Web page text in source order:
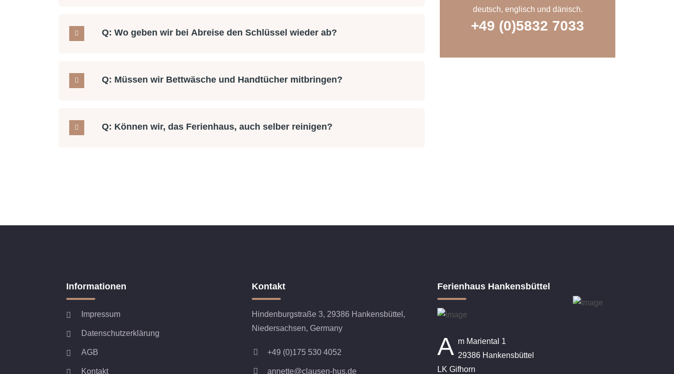
Q: Wo geben wir bei Abreise den Schlüssel wieder ab?
Q: Müssen wir Bettwäsche und Handtücher mitbringen?
Q: Können wir, das Ferienhaus, auch selber reinigen?
deutsch, englisch und dänisch.
+49 (0)5832 7033
Informationen
Impressum
Datenschutzerklärung
AGB
Kontakt
Kontakt
Hindenburgstraße 3, 29386 Hankensbüttel,
Niedersachsen, Germany
+49 (0)175 530 4052
annette@clausen-hus.de
Ferienhaus Hankensbüttel
A m Mariental 1
29386 Hankensbüttel
LK Gifhorn